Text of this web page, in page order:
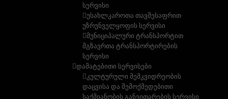
სერვისი
უსახლკაროთა თავშესაფრით
უზრუნველყოფის სერვისი
მუნიციპალური ტრანსპორტით
მგზავრთა ტრანსპორტირების
სერვისი
დამატებითი სერვისები
კულტურული მემკვიდრეობის
დაცვისა და შემოქმედებითი
საქმიანობის განვითარების სერვისი